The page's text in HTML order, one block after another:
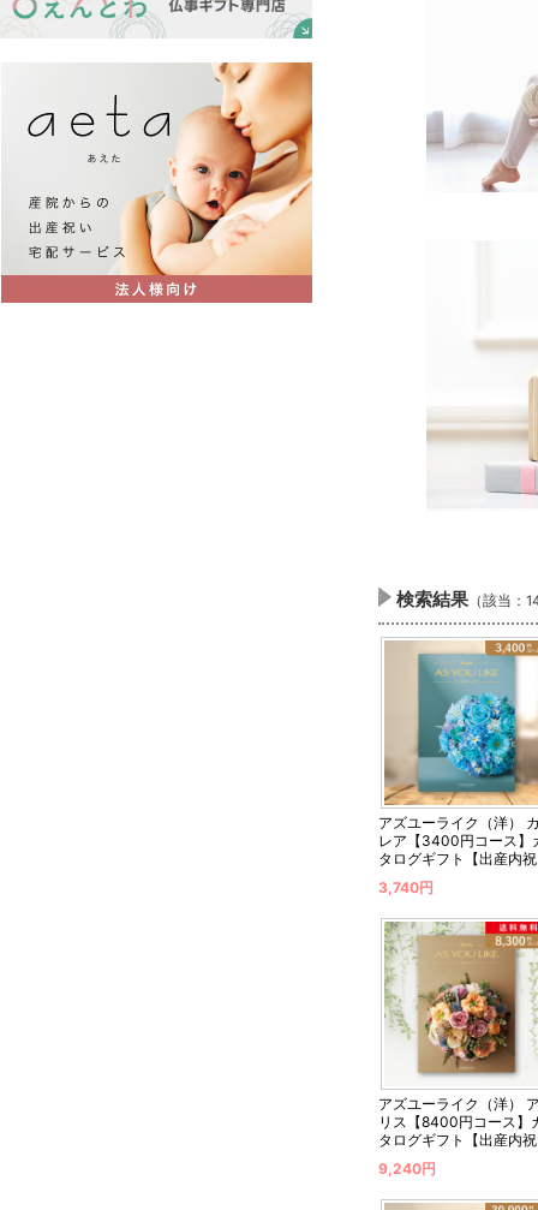
検索結果 （該当：
アズユーライク（洋）
レア【3400円コース】
タログギフト【出産内
3,740円
アズユーライク（洋）
リス【8400円コース】
タログギフト【出産内
9,240円